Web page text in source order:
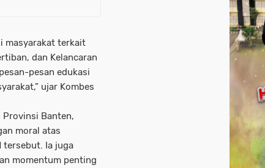
masyarakat terkait
dan Kelancaran
pesan edukasi
ujar Kombes
Banten,
moral atas
tersebut. Ia juga
momentum penting